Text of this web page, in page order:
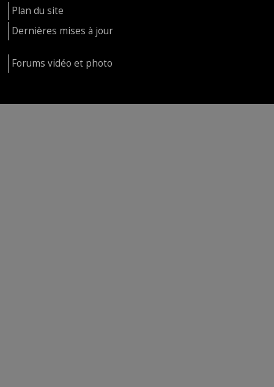
Plan du site
Dernières mises à jour
Forums vidéo et photo